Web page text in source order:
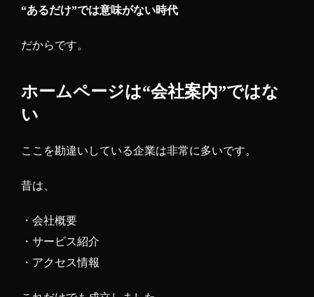
“あるだけ”では意味がない時代
だからです。
ホームページは“会社案内”ではな
い
ここを勘違いしている企業は非常に多いです。
昔は、
・会社概要
・サービス紹介
・アクセス情報